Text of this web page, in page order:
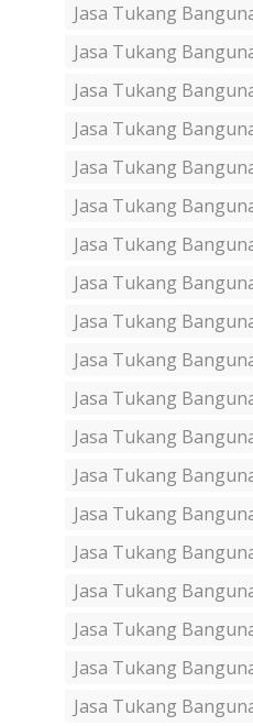
Jasa Tukang
Jasa Tukang
Jasa Tukang
Jasa Tukang
Jasa Tukang
Jasa Tukang
Jasa Tukang
Jasa Tukang
Jasa Tukang
Jasa Tukang
Jasa Tukang
Jasa Tukang
Jasa Tukang
Jasa Tukang
Jasa Tukang
Jasa Tukang
Jasa Tukang
Jasa Tukang
Jasa Tukang